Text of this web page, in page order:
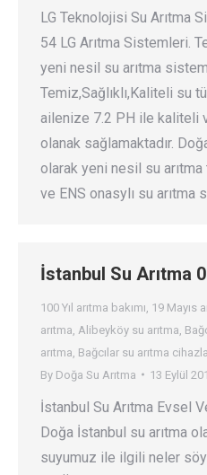
LG Teknolojisi Su Arıtma
54 LG Arıtma Sistemleri.
yeni nesil su arıtma
Temiz,Sağlıklı,Kaliteli su
ailenize 7.2 PH ile kaliteli
olanak sağlamaktadır.
olarak yeni nesil su
ve ENS onasylı su arıtma
İstanbul Su Arıtma
100 Yıl arıtma bakımı 19 Mayıs
arıtma Alibeyköy su arıtma
arıtma Bağcılar su arıtma
By Doğa Su Arıtma 13 Eylül
İstanbul Su Arıtma Evsel
Doğa İstanbul su arıtma
suyumuz ile ilgili neler